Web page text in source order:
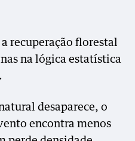
recuperação florestal
na lógica estatística
desaparece, o
encontra menos